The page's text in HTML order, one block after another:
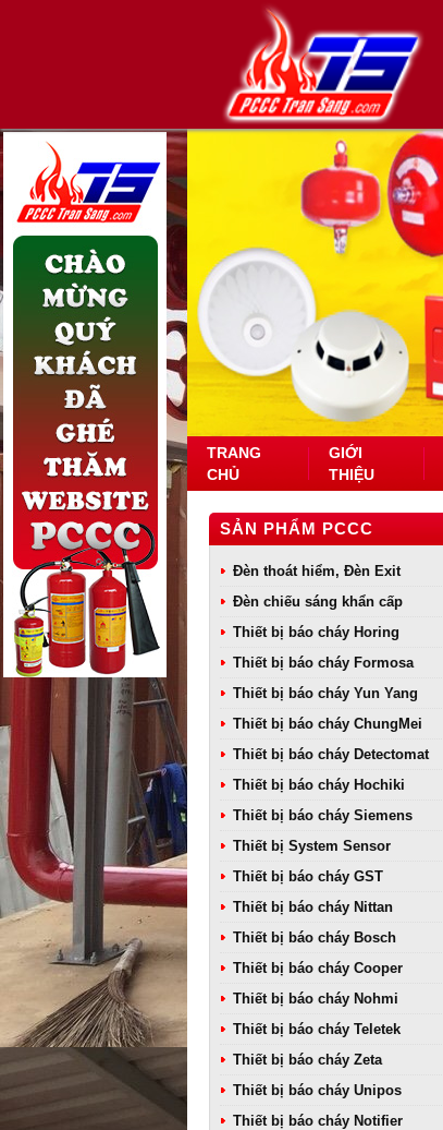
TRANG
CHỦ
GIỚI
THIỆU
SẢN PHẨM PCCC
Đèn thoát hiểm, Đèn Exit
Đèn chiếu sáng khẩn cấp
Thiết bị báo cháy Horing
Thiết bị báo cháy Formosa
Thiết bị báo cháy Yun Yang
Thiết bị báo cháy ChungMei
Thiết bị báo cháy Detectomat
Thiết bị báo cháy Hochiki
Thiết bị báo cháy Siemens
Thiết bị System Sensor
Thiết bị báo cháy GST
Thiết bị báo cháy Nittan
Thiết bị báo cháy Bosch
Thiết bị báo cháy Cooper
Thiết bị báo cháy Nohmi
Thiết bị báo cháy Teletek
Thiết bị báo cháy Zeta
Thiết bị báo cháy Unipos
Thiết bị báo cháy Notifier